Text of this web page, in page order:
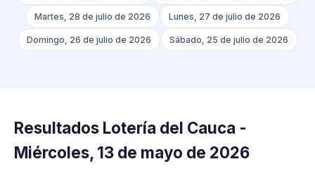
Martes, 28 de julio de 2026 Lunes, 27 de julio de 2026
Domingo, 26 de julio de 2026 Sábado, 25 de julio de 2026
Resultados Lotería del Cauca -
Miércoles, 13 de mayo de 2026